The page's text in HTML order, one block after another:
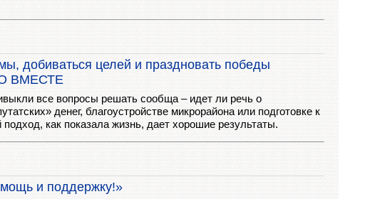
добиваться целей и праздновать победы
ВМЕСТЕ
все вопросы решать сообща – идет ли речь о
денег, благоустройстве микрорайона или подготовке к
подход, как показала жизнь, дает хорошие результаты.
и поддержку!»